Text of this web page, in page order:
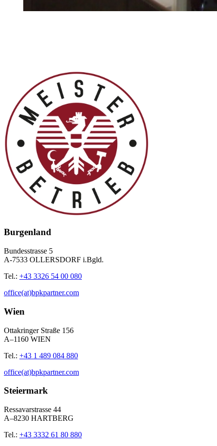
Burgenland
Bundesstrasse 5
A-7533 OLLERSDORF i.Bgld.
Tel.: +43 3326 54 00 080
office(at)bpkpartner.com
Wien
Ottakringer Straße 156
A–1160 WIEN
Tel.: +43 1 489 084 880
office(at)bpkpartner.com
Steiermark
Ressavarstrasse 44
A–8230 HARTBERG
Tel.: +43 3332 61 80 880